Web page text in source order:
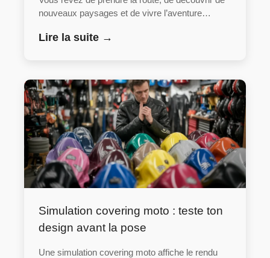
nouveaux paysages et de vivre l’aventure…
Lire la suite →
Simulation covering moto : teste ton
design avant la pose
Une simulation covering moto affiche le rendu